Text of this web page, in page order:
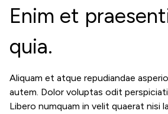
Enim et
quia.
Aliquam et atque repudiandae
autem. Dolor voluptas odit
Libero numquam in velit quaerat nisi